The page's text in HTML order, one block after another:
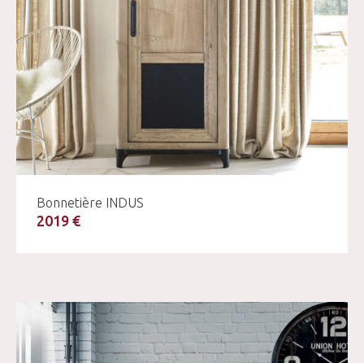
Bonnetière INDUS
2019 €